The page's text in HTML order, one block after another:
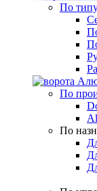
По
По
По